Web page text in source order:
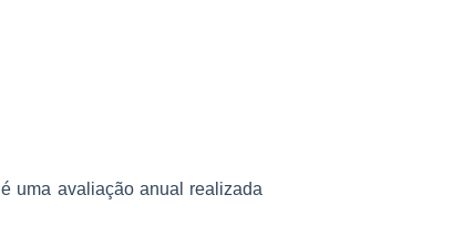
é uma avaliação anual realizada